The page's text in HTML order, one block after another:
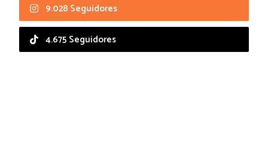
9.028 Seguidores
4.675 Seguidores